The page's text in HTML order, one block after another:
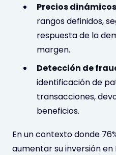
Precios
rangos definidos,
respuesta de la
margen.
Detección de
identificación de
transacciones,
beneficios.
En un contexto donde
aumentar su inversión en